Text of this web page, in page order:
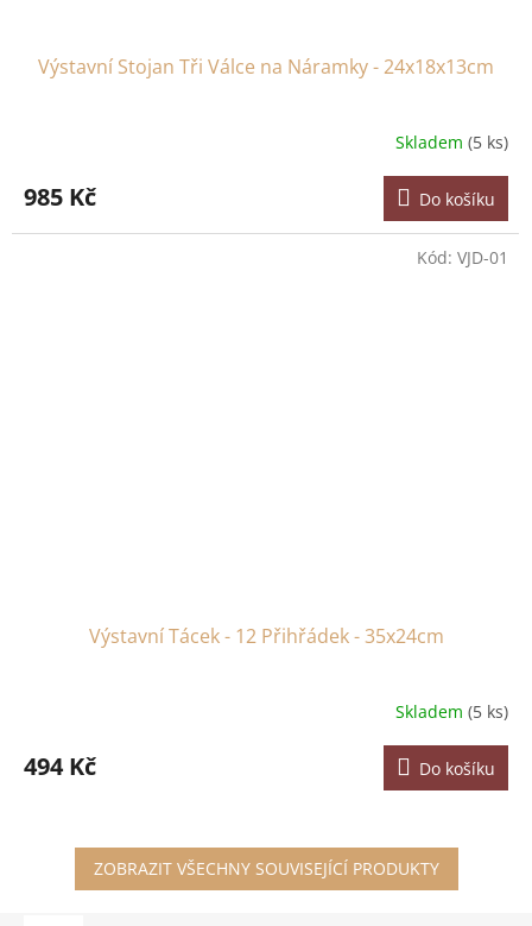
Výstavní Stojan Tři Válce na Náramky - 24x18x13cm
Skladem (5 ks)
985 Kč Do košíku
Výstavní Tácek - 12 Přihřádek - 35x24cm
Skladem (5 ks)
494 Kč Do košíku
Kód: VJD-01
ZOBRAZIT VŠECHNY SOUVISEJÍCÍ PRODUKTY